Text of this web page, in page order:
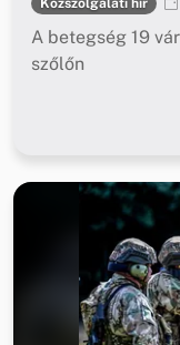
Közszolgálati hír
A betegség 19
szőlőn